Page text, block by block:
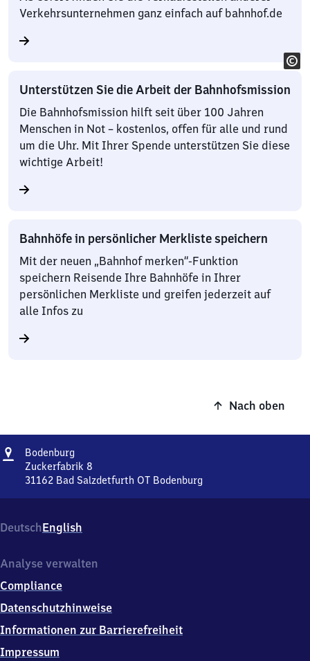
Verkehrsunternehmen ganz einfach auf bahnhof.de
Unterstützen Sie die Arbeit der Bahnhofsmission
Die Bahnhofsmission hilft seit über 100 Jahren
Menschen in Not – kostenlos, offen für alle und rund
um die Uhr. Mit Ihrer Spende unterstützen Sie diese
wichtige Arbeit!
Bahnhöfe in persönlicher Merkliste speichern
Mit der neuen „Bahnhof merken“-Funktion
speichern Reisende Ihre Bahnhöfe in Ihrer
persönlichen Merkliste und greifen jederzeit auf
alle Infos zu
Nach oben
Adresse
Bodenburg
Zuckerfabrik 8
31162 Bad Salzdetfurth OT Bodenburg
8,
3
1
2
Bad
OT
Bodenburg
DeutschEnglish
Analyse verwalten
Compliance
Datenschutzhinweise
Informationen zur Barrierefreiheit
Impressum